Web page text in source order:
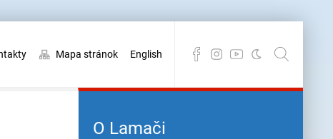
Mapa stránok English
O Lamači